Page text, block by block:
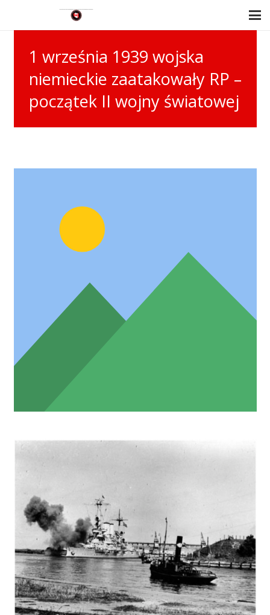
1 września 1939 wojska
niemieckie zaatakowały RP –
początek II wojny światowej